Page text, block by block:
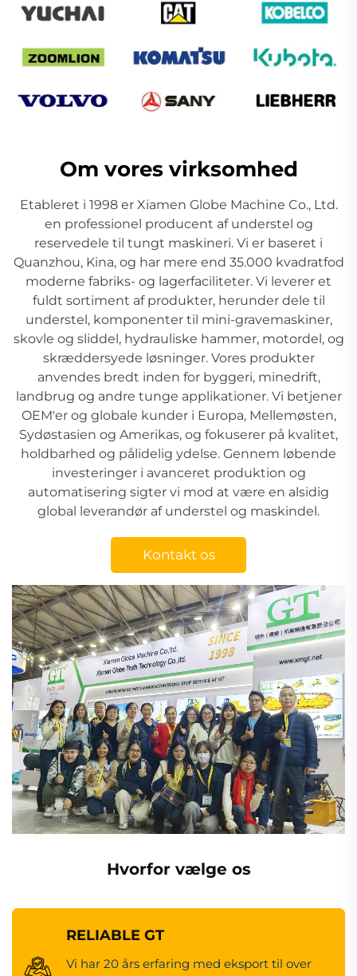
Om vores virksomhed
Etableret i 1998 er Xiamen Globe Machine Co., Ltd.
en professionel producent af understel og
reservedele til tungt maskineri. Vi er baseret i
Quanzhou, Kina, og har mere end 35.000 kvadratfod
moderne fabriks- og lagerfaciliteter. Vi leverer et
fuldt sortiment af produkter, herunder dele til
understel, komponenter til mini-gravemaskiner,
skovle og sliddel, hydrauliske hammer, motordel, og
skræddersyede løsninger. Vores produkter
anvendes bredt inden for byggeri, minedrift,
landbrug og andre tunge applikationer. Vi betjener
OEM'er og globale kunder i Europa, Mellemøsten,
Sydøstasien og Amerikas, og fokuserer på kvalitet,
holdbarhed og pålidelig ydelse. Gennem løbende
investeringer i avanceret produktion og
automatisering sigter vi mod at være en alsidig
global leverandør af understel og maskindel.
Kontakt os
Hvorfor vælge os
RELIABLE GT
Vi har 20 års erfaring med eksport til over